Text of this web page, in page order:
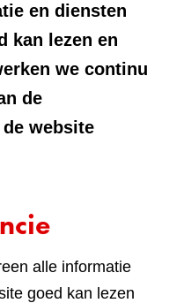
en diensten
kan lezen en
we continu
de
website
alle informatie
goed kan lezen